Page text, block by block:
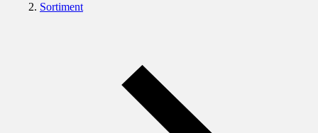
Sortiment